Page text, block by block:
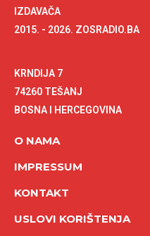
IZDAVAČA
2015. - 2026. ZOSRADIO.BA
KRNDIJA 7
74260 TEŠANJ
BOSNA I HERCEGOVINA
O NAMA
IMPRESSUM
KONTAKT
USLOVI KORIŠTENJA